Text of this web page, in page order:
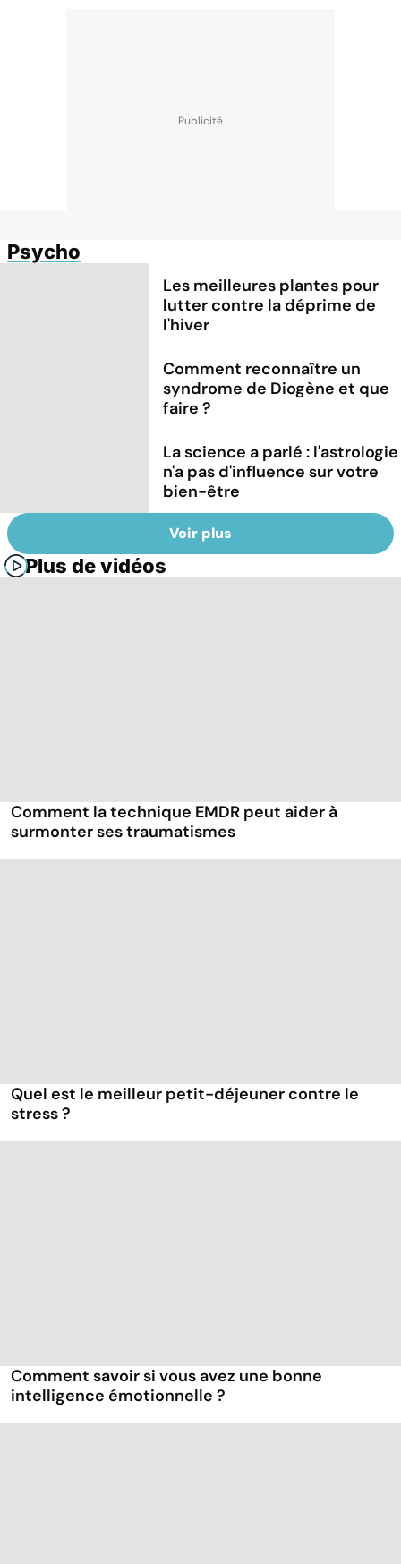
Psycho
Les meilleures plantes pour
lutter contre la déprime de
l'hiver
Comment reconnaître un
syndrome de Diogène et que
faire ?
La science a parlé : l'astrologie
n'a pas d'influence sur votre
bien-être
Voir plus
Plus de vidéos
Comment la technique EMDR peut aider à
surmonter ses traumatismes
Quel est le meilleur petit-déjeuner contre le
stress ?
Comment savoir si vous avez une bonne
intelligence émotionnelle ?